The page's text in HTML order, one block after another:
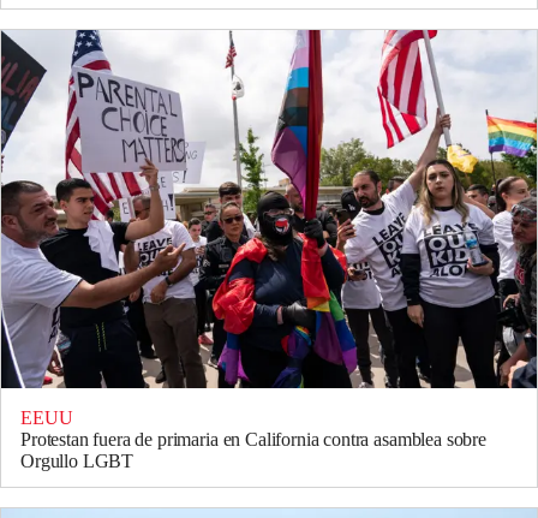
EEUU
Protestan fuera de primaria en California contra asamblea sobre
Orgullo LGBT